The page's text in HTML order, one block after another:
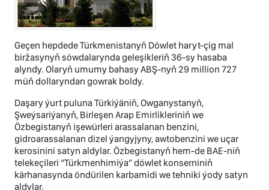
Geçen hepdede Türkmenistanyň Döwlet haryt-çig mal
biržasynyň söwdalarynda geleşikleriň 36-sy hasaba
alyndy. Olaryň umumy bahasy ABŞ-nyň 29 million 727
müň dollaryndan gowrak boldy.
Daşary ýurt puluna Türkiýäniň, Owganystanyň,
Şweýsariýanyň, Birleşen Arap Emirlikleriniň we
Özbegistanyň işewürleri arassalanan benzini,
gidroarassalanan dizel ýangyjyny, awtobenzini we uçar
kerosinini satyn aldylar. Özbegistanyň hem-de BAE-niň
telekeçileri “Türkmenhimiýa” döwlet konserniniň
kärhanasynda öndürilen karbamidi we tehniki ýody satyn
aldylar.